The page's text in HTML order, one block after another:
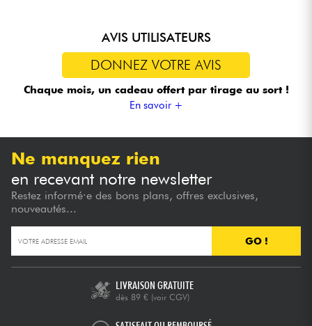
AVIS UTILISATEURS
DONNEZ VOTRE AVIS
Chaque mois, un cadeau offert par tirage au sort !
En savoir +
Ne manquez rien
en recevant notre newsletter
Restez informé·e des bons plans, offres exclusives,
nouveautés...
GO !
LIVRAISON GRATUITE
dès 89 € (voir CGV)